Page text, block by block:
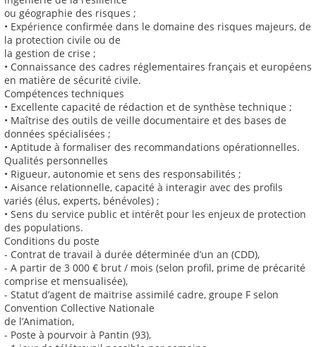
ou géographie des risques ;
• Expérience confirmée dans le domaine des risques majeurs, de
la protection civile ou de
la gestion de crise ;
• Connaissance des cadres réglementaires français et européens
en matière de sécurité civile.
Compétences techniques
• Excellente capacité de rédaction et de synthèse technique ;
• Maîtrise des outils de veille documentaire et des bases de
données spécialisées ;
• Aptitude à formaliser des recommandations opérationnelles.
Qualités personnelles
• Rigueur, autonomie et sens des responsabilités ;
• Aisance relationnelle, capacité à interagir avec des profils
variés (élus, experts, bénévoles) ;
• Sens du service public et intérêt pour les enjeux de protection
des populations.
Conditions du poste
- Contrat de travail à durée déterminée d’un an (CDD),
- A partir de 3 000 € brut / mois (selon profil, prime de précarité
comprise et mensualisée),
- Statut d’agent de maitrise assimilé cadre, groupe F selon
Convention Collective Nationale
de l’Animation,
- Poste à pourvoir à Pantin (93),